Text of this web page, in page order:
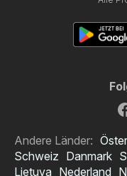
Andere Länder:
Schweiz Danmark
Lietuva Nederland